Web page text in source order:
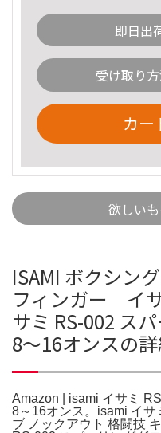
即日出
受け取り
カー
欲しい
ISAMI ボクシン
フィンガー イ
サミ RS-002 ス
8～16オンスの
Amazon | isami イサミ
8～16オンス。isami イ
ブ ノックアウト 格闘技